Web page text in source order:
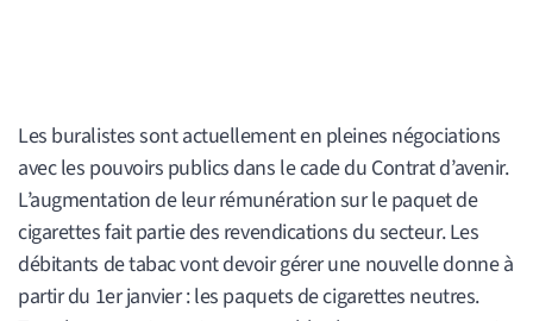
Les buralistes sont actuellement en pleines négociations
avec les pouvoirs publics dans le cade du Contrat d’avenir.
L’augmentation de leur rémunération sur le paquet de
cigarettes fait partie des revendications du secteur. Les
débitants de tabac vont devoir gérer une nouvelle donne à
partir du 1er janvier : les paquets de cigarettes neutres.